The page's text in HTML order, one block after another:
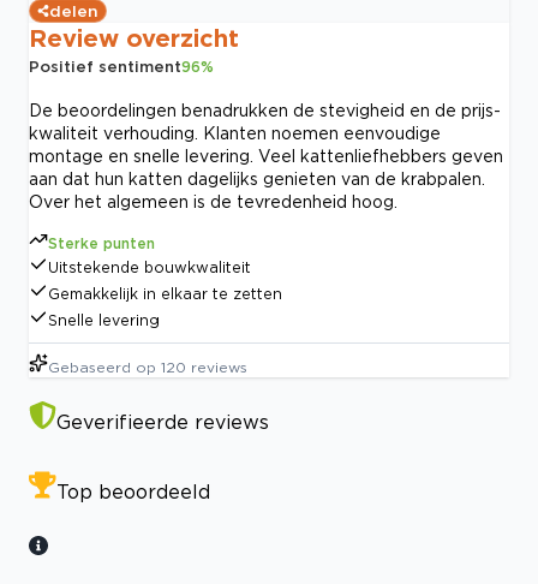
delen
Review overzicht
Positief sentiment96%
De beoordelingen benadrukken de stevigheid en de prijs-
kwaliteit verhouding. Klanten noemen eenvoudige
montage en snelle levering. Veel kattenliefhebbers geven
aan dat hun katten dagelijks genieten van de krabpalen.
Over het algemeen is de tevredenheid hoog.
Sterke punten
Uitstekende bouwkwaliteit
Gemakkelijk in elkaar te zetten
Snelle levering
Gebaseerd op 120 reviews
Geverifieerde reviews
Top beoordeeld